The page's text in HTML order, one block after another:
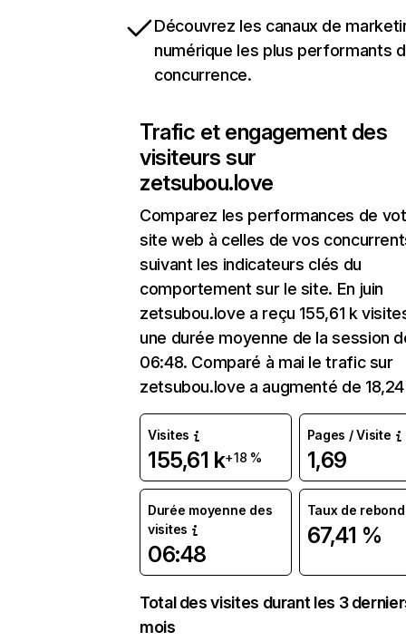
Découvrez les canaux de
numérique les plus performants
concurrence.
Trafic et engagement des
visiteurs sur
zetsubou.love
Comparez les performances de
site web à celles de vos
suivant les indicateurs clés du
comportement sur le site. En juin
zetsubou.love a reçu 155,61 k
une durée moyenne de la session
06:48. Comparé à mai le trafic sur
zetsubou.love a augmenté de
Visites
155,61 k+18 %
Pages / Visite
1,69
Durée moyenne des
visites
06:48
Taux de rebond
67,41 %
Total des visites durant les 3
mois